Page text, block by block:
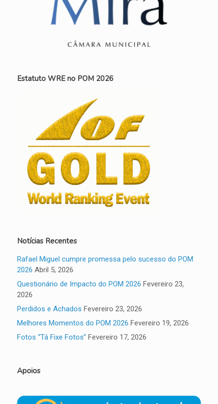
Estatuto WRE no POM 2026
Notícias Recentes
Rafael Miguel cumpre promessa pelo sucesso do POM
2026 Abril 5, 2026
Questionário de Impacto do POM 2026 Fevereiro 23,
2026
Perdidos e Achados Fevereiro 23, 2026
Melhores Momentos do POM 2026 Fevereiro 19, 2026
Fotos “Tá Fixe Fotos” Fevereiro 17, 2026
Apoios